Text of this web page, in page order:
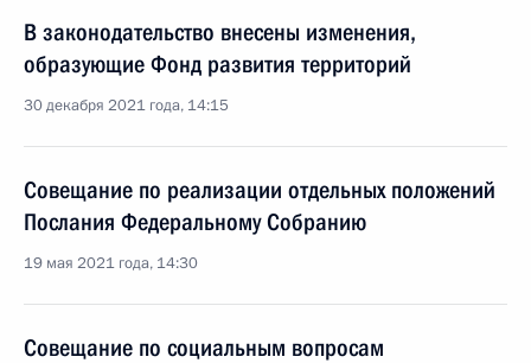
В законодательство внесены изменения,
образующие Фонд развития территорий
30 декабря 2021 года, 14:15
Совещание по реализации отдельных положений
Послания Федеральному Собранию
19 мая 2021 года, 14:30
Совещание по социальным вопросам